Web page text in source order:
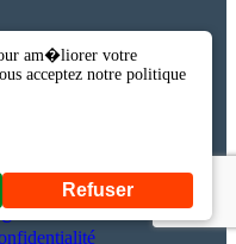
nous
nous
am�liorer votre
acceptez notre politique
Refuser